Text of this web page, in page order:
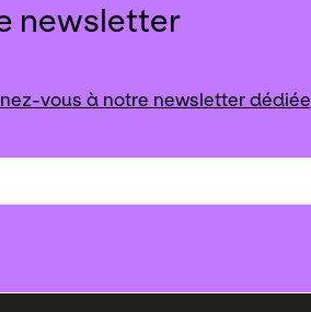
newsletter
vous à notre newsletter dédiée